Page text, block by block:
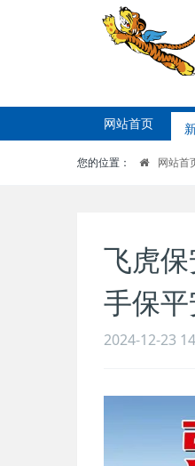
网站首页
您的位置： 网站首
飞虎
手保平
2024-12-23